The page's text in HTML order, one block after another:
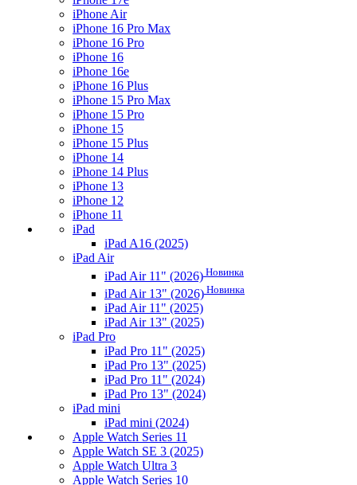
iPhone Air
iPhone 16 Pro Max
iPhone 16 Pro
iPhone 16
iPhone 16e
iPhone 16 Plus
iPhone 15 Pro Max
iPhone 15 Pro
iPhone 15
iPhone 15 Plus
iPhone 14
iPhone 14 Plus
iPhone 13
iPhone 12
iPhone 11
iPad
iPad A16 (2025)
iPad Air
iPad Air 11" (2026) Новинка
iPad Air 13" (2026) Новинка
iPad Air 11" (2025)
iPad Air 13" (2025)
iPad Pro
iPad Pro 11" (2025)
iPad Pro 13" (2025)
iPad Pro 11" (2024)
iPad Pro 13" (2024)
iPad mini
iPad mini (2024)
Apple Watch Series 11
Apple Watch SE 3 (2025)
Apple Watch Ultra 3
Apple Watch Series 10